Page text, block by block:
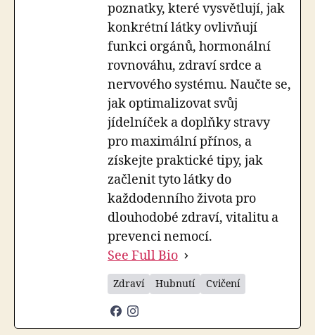
poznatky, které vysvětlují, jak
konkrétní látky ovlivňují
funkci orgánů, hormonální
rovnováhu, zdraví srdce a
nervového systému. Naučte se,
jak optimalizovat svůj
jídelníček a doplňky stravy
pro maximální přínos, a
získejte praktické tipy, jak
začlenit tyto látky do
každodenního života pro
dlouhodobé zdraví, vitalitu a
prevenci nemocí.
See Full Bio
Zdraví Hubnutí Cvičení